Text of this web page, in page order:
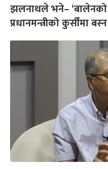
झलनाथले भने–
प्रधानमन्त्रीको कुर्सीमा